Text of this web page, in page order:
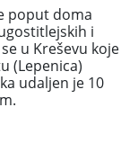
poput doma
i
u Kreševu koje
(Lepenica)
udaljen je 10